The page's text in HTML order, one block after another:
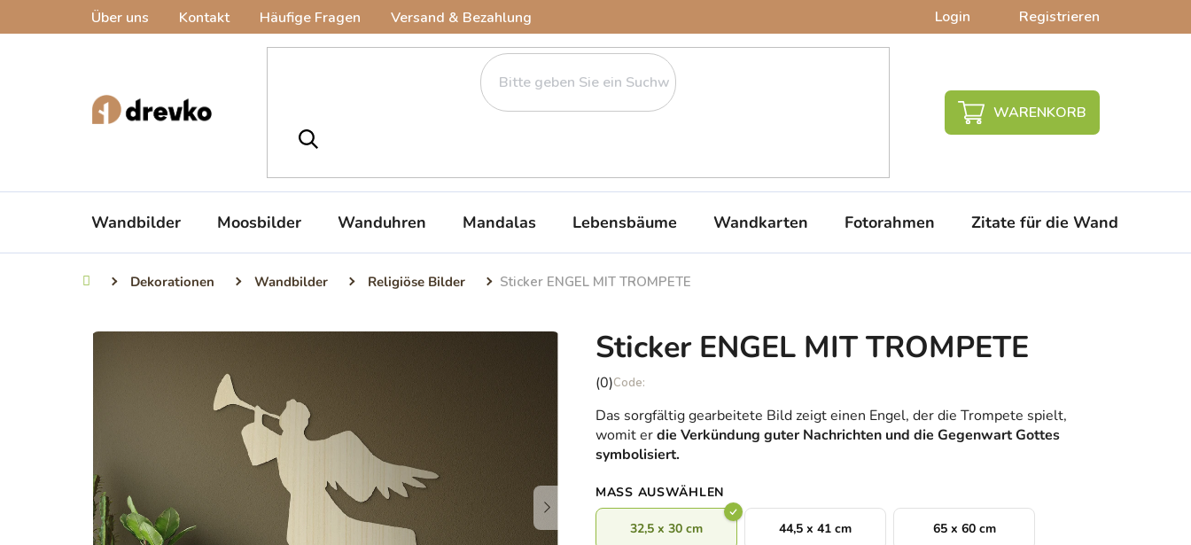
Über uns Kontakt Häufige Fragen Versand & Bezahlung Login Registrieren
WARENKORB
Wandbilder Moosbilder Wanduhren Mandalas Lebensbäume Wandkarten Fotorahmen Zitate für die Wand
StartseiteDekorationen Wandbilder Religiöse Bilder Sticker ENGEL MIT TROMPETE
Sticker ENGEL MIT TROMPETE
Die
Produktbewertung
ist
0,0
5
Sternen.
(0)
Das sorgfältig gearbeitete Bild zeigt einen Engel, der die Trompete spielt,
womit erdie Verkündung guter Nachrichten und die Gegenwart Gottes
symbolisiert.
MASS AUSWÄHLEN
32,5 x 30 cm 44,5 x 41 cm 65 x 60 cm